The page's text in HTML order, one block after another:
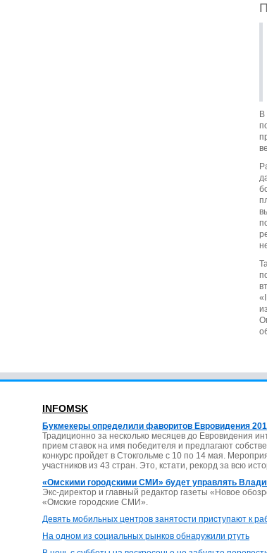
В
INFOMSK
Букмекеры определили фаворитов Евровидения
Традиционно за несколько месяцев до Евровидения
прием ставок на имя победителя и предлагают
конкурс пройдет в Стокгольме с 10 по 14 мая.
участников из 43 стран. Это, кстати, рекорд за всю
«Омскими городскими СМИ» будет управлять
Экс-директор и главный редактор газеты «Новое
«Омские городские СМИ».
Девять мобильных центров занятости приступают к
На одном из социальных рынков обнаружили ртуть